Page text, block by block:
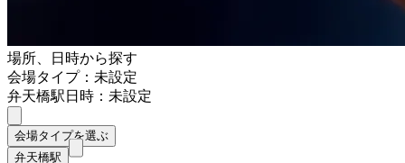
場所、日時から探す
会場タイプ：未設定
弁天橋駅日時：未設定
会場タイプを選ぶ
弁天橋駅